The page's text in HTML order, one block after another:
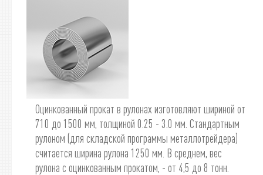
Оцинкованный прокат в рулонах изготовляют шириной от
710 до 1500 мм, толщиной 0.25 - 3.0 мм. Стандартным
рулоном (для складской программы металлотрейдера)
считается ширина рулона 1250 мм. В среднем, вес
рулона с оцинкованным прокатом, - от 4,5 до 8 тонн.